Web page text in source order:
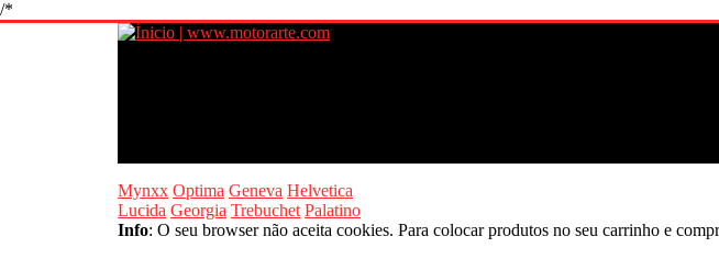
/*
Mynxx Optima Geneva Helvetica
Lucida Georgia Trebuchet Palatino
Info: O seu browser não aceita cookies. Para colocar produtos no seu carrinho e